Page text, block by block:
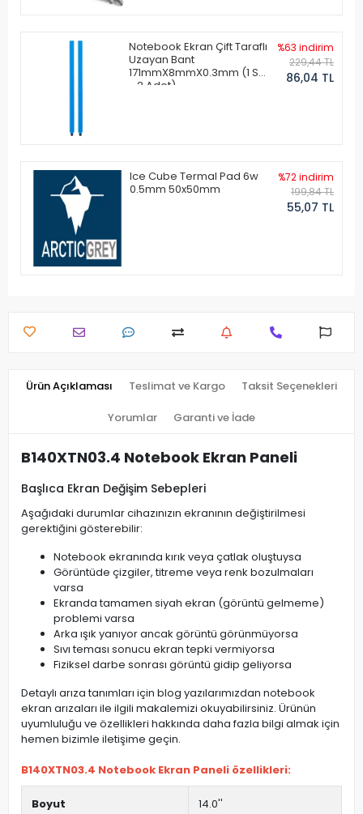
Notebook Ekran Çift Taraflı
Uzayan Bant
171mmX8mmX0.3mm (1 Set
- 2 Adet)
%63 indirim
229,44 TL
86,04 TL
Ice Cube Termal Pad 6w
0.5mm 50x50mm
%72 indirim
199,84 TL
55,07 TL
Ürün Açıklaması Teslimat ve Kargo Taksit Seçenekleri
Yorumlar Garanti ve İade
B140XTN03.4 Notebook Ekran Paneli
Başlıca Ekran Değişim Sebepleri
Aşağıdaki durumlar cihazınızın ekranının değiştirilmesi
gerektiğini gösterebilir:
Notebook ekranında kırık veya çatlak oluştuysa
Görüntüde çizgiler, titreme veya renk bozulmaları
varsa
Ekranda tamamen siyah ekran (görüntü gelmeme)
problemi varsa
Arka ışık yanıyor ancak görüntü görünmüyorsa
Sıvı teması sonucu ekran tepki vermiyorsa
Fiziksel darbe sonrası görüntü gidip geliyorsa
Detaylı arıza tanımları için blog yazılarımızdan notebook
ekran arızaları ile ilgili makalemizi okuyabilirsiniz. Ürünün
uyumluluğu ve özellikleri hakkında daha fazla bilgi almak için
hemen bizimle iletişime geçin.
B140XTN03.4 Notebook Ekran Paneli özellikleri:
Boyut 14.0''